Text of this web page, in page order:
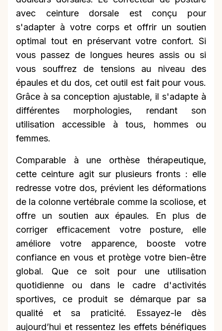
avec ceinture dorsale est conçu pour
s'adapter à votre corps et offrir un soutien
optimal tout en préservant votre confort. Si
vous passez de longues heures assis ou si
vous souffrez de tensions au niveau des
épaules et du dos, cet outil est fait pour vous.
Grâce à sa conception ajustable, il s'adapte à
différentes morphologies, rendant son
utilisation accessible à tous, hommes ou
femmes.
Comparable à une orthèse thérapeutique,
cette ceinture agit sur plusieurs fronts : elle
redresse votre dos, prévient les déformations
de la colonne vertébrale comme la scoliose, et
offre un soutien aux épaules. En plus de
corriger efficacement votre posture, elle
améliore votre apparence, booste votre
confiance en vous et protège votre bien-être
global. Que ce soit pour une utilisation
quotidienne ou dans le cadre d'activités
sportives, ce produit se démarque par sa
qualité et sa praticité. Essayez-le dès
aujourd’hui et ressentez les effets bénéfiques